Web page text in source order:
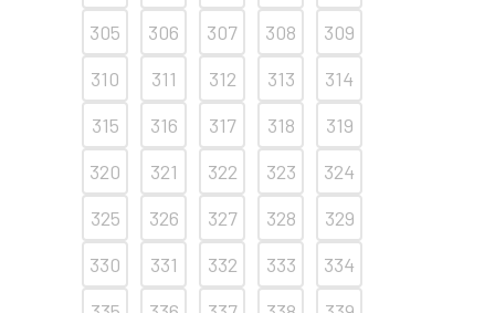
305
306 307 308
309
310
311 312 313
314
315
316 317 318
319
320
321 322 323
324
325
326 327 328
329
330
331 332 333
334